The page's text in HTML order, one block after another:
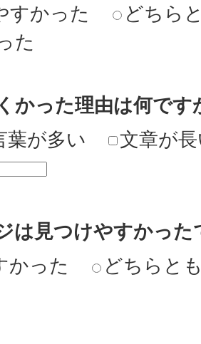
すかった
どちら
た
かった理由は何です
葉が多い
文章が
は見つけやすかった
かった
どちらと